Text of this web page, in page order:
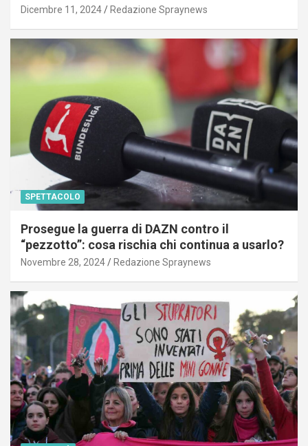
Dicembre 11, 2024 Redazione Spraynews
SPETTACOLO
Prosegue la guerra di DAZN contro il
“pezzotto”: cosa rischia chi continua a usarlo?
Novembre 28, 2024 Redazione Spraynews